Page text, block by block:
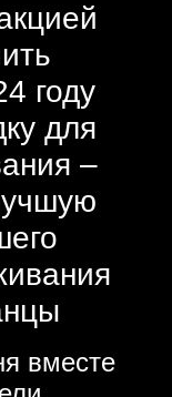
году
для
–
вместе